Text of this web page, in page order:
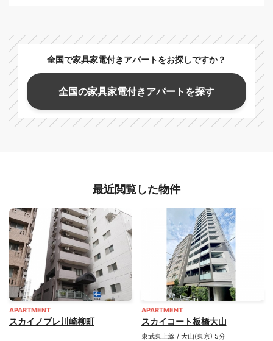
全国で家具家電付きアパートをお探しですか？
全国の家具家電付きアパートを探す
最近閲覧した物件
APARTMENT
スカイノブレ川崎柳町
APARTMENT
スカイコート板橋大山
東武東上線 / 大山(東京) 5分